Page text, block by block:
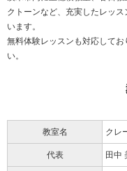
クトーンなど、充実したレッ
います。
無料体験レッスンも対応して
い。
教室名 クレ
代表 田中